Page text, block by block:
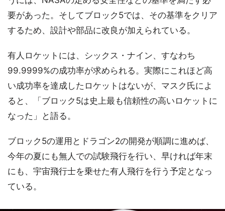
要があった。そしてブロック5では、その基準をクリア
するため、設計や部品に改良が加えられている。
有人ロケットには、シックス・ナイン、すなわち
99.9999%の成功率が求められる。実際にこれほど高
い成功率を達成したロケットはないが、マスク氏によ
ると、「ブロック5は史上最も信頼性の高いロケットに
なった」と語る。
ブロック5の運用とドラゴン2の開発が順調に進めば、
今年の夏にも無人での試験飛行を行い、早ければ年末
にも、宇宙飛行士を乗せた有人飛行を行う予定となっ
ている。